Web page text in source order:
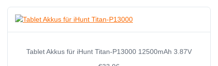
Tablet Akkus für iHunt Titan-P13000 12500mAh 3.87V